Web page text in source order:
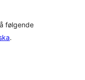
følgende
.